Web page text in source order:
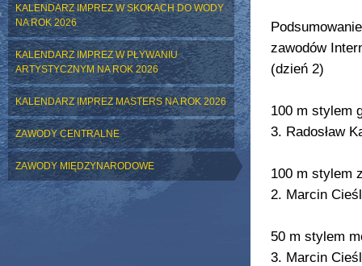
KALENDARZ IMPREZ W SKOKACH DO WODY
NA ROK 2026
KALENDARZ IMPREZ W PŁYWANIU
ARTYSTYCZNYM NA ROK 2026
KALENDARZ IMPREZ MASTERS NA ROK 2026
ZAWODY CENTRALNE
ZAWODY MIĘDZYNARODOWE
zawodów
(dzień 2)
100 m stylem
3. Radosław
100 m stylem
2. Marcin
50 m stylem
3. Marcin